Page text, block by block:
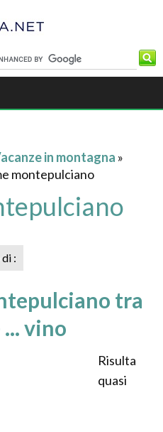
in montagna »
montepulciano
:
tra
vino
Risulta
quasi